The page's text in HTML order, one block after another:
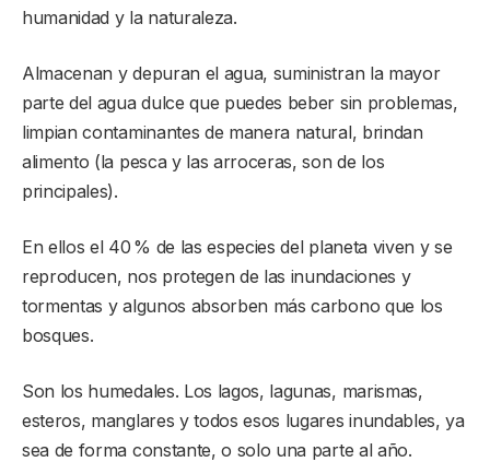
humanidad y la naturaleza.
Almacenan y depuran el agua, suministran la mayor
parte del agua dulce que puedes beber sin problemas,
limpian contaminantes de manera natural, brindan
alimento (la pesca y las arroceras, son de los
principales).
En ellos el 40 % de las especies del planeta viven y se
reproducen, nos protegen de las inundaciones y
tormentas y algunos absorben más carbono que los
bosques.
Son los humedales. Los lagos, lagunas, marismas,
esteros, manglares y todos esos lugares inundables, ya
sea de forma constante, o solo una parte al año.